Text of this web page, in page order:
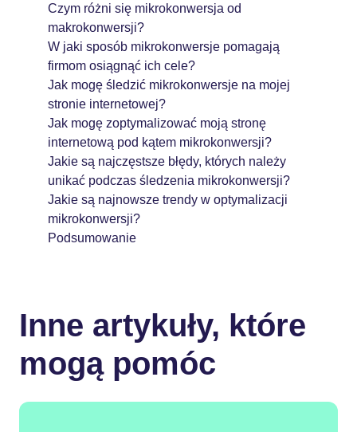
Czym różni się mikrokonwersja od
makrokonwersji?
W jaki sposób mikrokonwersje pomagają
firmom osiągnąć ich cele?
Jak mogę śledzić mikrokonwersje na mojej
stronie internetowej?
Jak mogę zoptymalizować moją stronę
internetową pod kątem mikrokonwersji?
Jakie są najczęstsze błędy, których należy
unikać podczas śledzenia mikrokonwersji?
Jakie są najnowsze trendy w optymalizacji
mikrokonwersji?
Podsumowanie
Inne artykuły, które
mogą pomóc